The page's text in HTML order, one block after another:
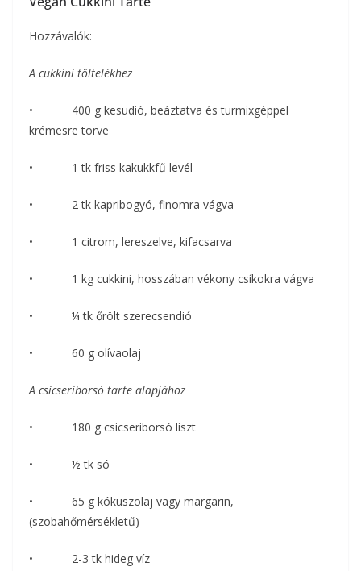
Hozzávalók:
A cukkini töltelékhez
• 400 g kesudió, beáztatva és turmixgéppel
krémesre törve
• 1 tk friss kakukkfű levél
• 2 tk kapribogyó, finomra vágva
• 1 citrom, lereszelve, kifacsarva
• 1 kg cukkini, hosszában vékony csíkokra vágva
• ¼ tk őrölt szerecsendió
• 60 g olívaolaj
A csicseriborsó tarte alapjához
• 180 g csicseriborsó liszt
• ½ tk só
• 65 g kókuszolaj vagy margarin,
(szobahőmérsékletű)
• 2-3 tk hideg víz